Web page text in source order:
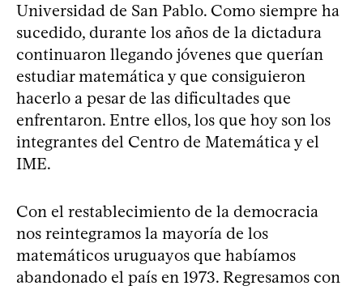
Universidad de San Pablo. Como siempre ha
sucedido, durante los años de la dictadura
continuaron llegando jóvenes que querían
estudiar matemática y que consiguieron
hacerlo a pesar de las dificultades que
enfrentaron. Entre ellos, los que hoy son los
integrantes del Centro de Matemática y el
IME.
Con el restablecimiento de la democracia
nos reintegramos la mayoría de los
matemáticos uruguayos que habíamos
abandonado el país en 1973. Regresamos con